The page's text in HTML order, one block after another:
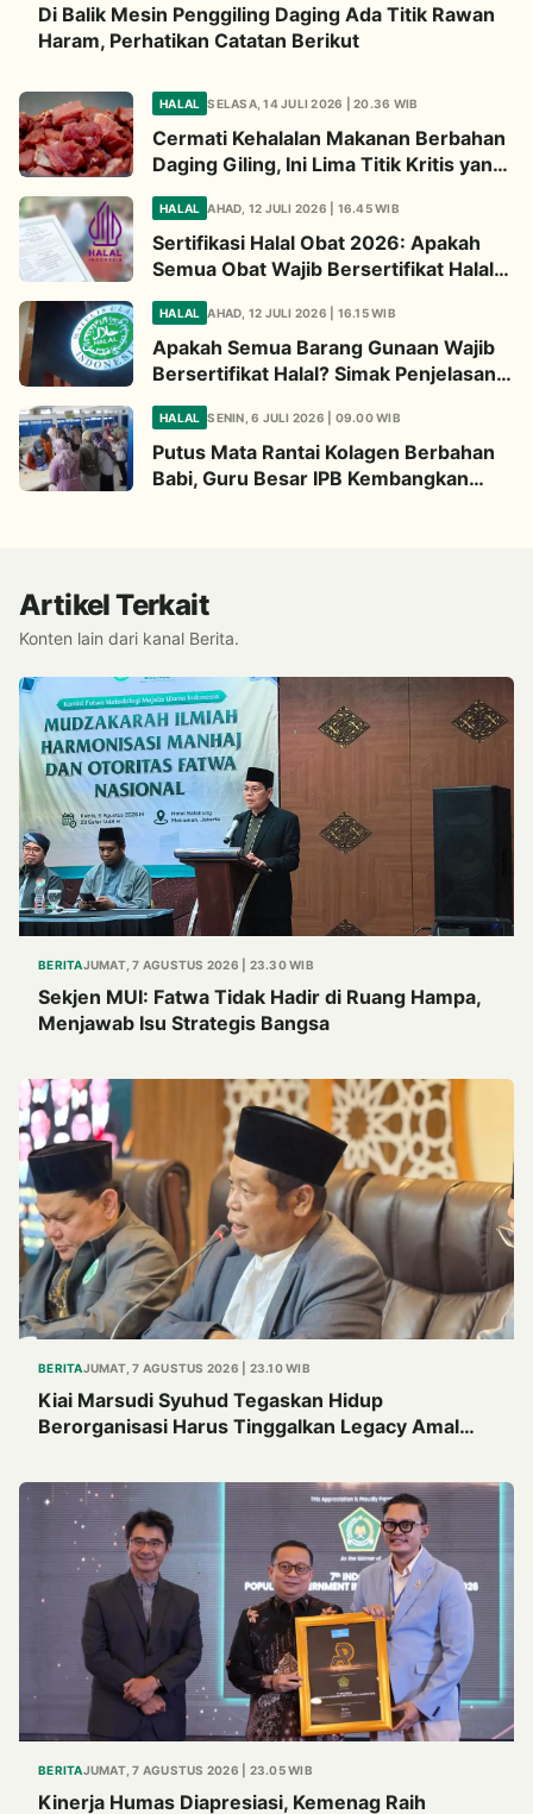
Di Balik Mesin Penggiling Daging Ada Titik Rawan
Haram, Perhatikan Catatan Berikut
HALAL SELASA, 14 JULI 2026 | 20.36 WIB
Cermati Kehalalan Makanan Berbahan
Daging Giling, Ini Lima Titik Kritis yang
HALAL AHAD, 12 JULI 2026 | 16.45 WIB
Sertifikasi Halal Obat 2026: Apakah
Semua Obat Wajib Bersertifikat Halal?
HALAL AHAD, 12 JULI 2026 | 16.15 WIB
Apakah Semua Barang Gunaan Wajib
Bersertifikat Halal? Simak Penjelasan
HALAL SENIN, 6 JULI 2026 | 09.00 WIB
Putus Mata Rantai Kolagen Berbahan
Babi, Guru Besar IPB Kembangkan
Artikel Terkait
Konten lain dari kanal Berita.
BERITAJUMAT, 7 AGUSTUS 2026 | 23.30 WIB
Sekjen MUI: Fatwa Tidak Hadir di Ruang Hampa,
Menjawab Isu Strategis Bangsa
BERITAJUMAT, 7 AGUSTUS 2026 | 23.10 WIB
Kiai Marsudi Syuhud Tegaskan Hidup
Berorganisasi Harus Tinggalkan Legacy Amal
BERITAJUMAT, 7 AGUSTUS 2026 | 23.05 WIB
Kinerja Humas Diapresiasi, Kemenag Raih